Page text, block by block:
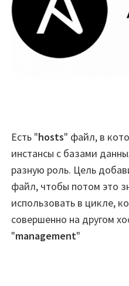
Есть "hosts" файл, в
инстансы с базами
разную роль. Цель
файл, чтобы потом это
использовать в цикле,
совершенно на другом
"management"